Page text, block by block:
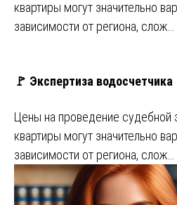
квартиры могут значительно
зависимости от региона, слож…
🚩 Экспертиза водосчетчика
Цены на проведение судебной
квартиры могут значительно
зависимости от региона, слож…